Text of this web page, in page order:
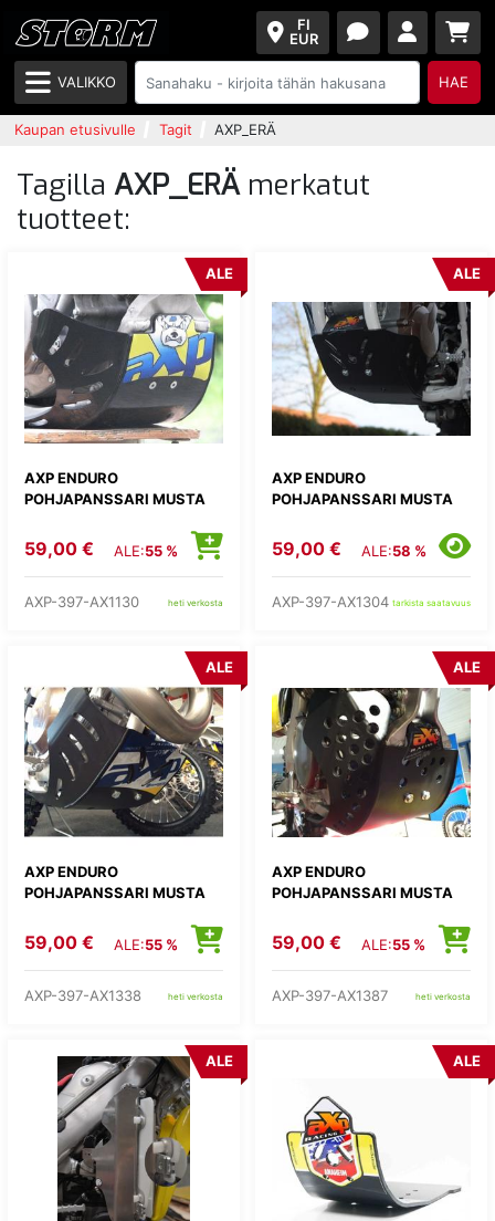
FI
EUR
VALIKKO HAE
Kaupan etusivulle Tagit AXP_ERÄ
Tagilla AXP_ERÄmerkatut
tuotteet:
AXP ENDURO
POHJAPANSSARI MUSTA
ALE
59,00 € ALE:55 %
AXP-397-AX1130 heti verkosta
AXP ENDURO
POHJAPANSSARI MUSTA
ALE
59,00 € ALE:58 %
AXP-397-AX1304 tarkista saatavuus
AXP ENDURO
POHJAPANSSARI MUSTA
ALE
59,00 € ALE:55 %
AXP-397-AX1338 heti verkosta
AXP ENDURO
POHJAPANSSARI MUSTA
ALE
59,00 € ALE:55 %
AXP-397-AX1387 heti verkosta
ALE ALE